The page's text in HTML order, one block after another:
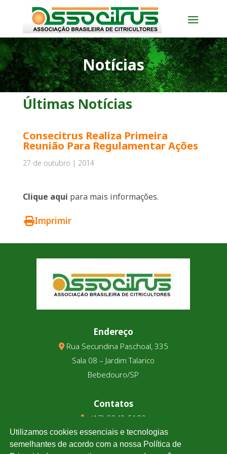
Notícias
Últimas Notícias
Consecitrus Realiza Primeira
Reunião Para Regulamentar Ações
27 de outubro | 2014
Clique aqui para mais informações.
Imprimir
Endereço
Rua Secundina Paschoal, 335
Sala 08 – Jardim Talarico
Bebedouro/SP
Contatos
(17) 3343-5180
(17) 99123-9831
Utilizamos cookies essenciais e tecnologias
semelhantes de acordo com a nossa Política de